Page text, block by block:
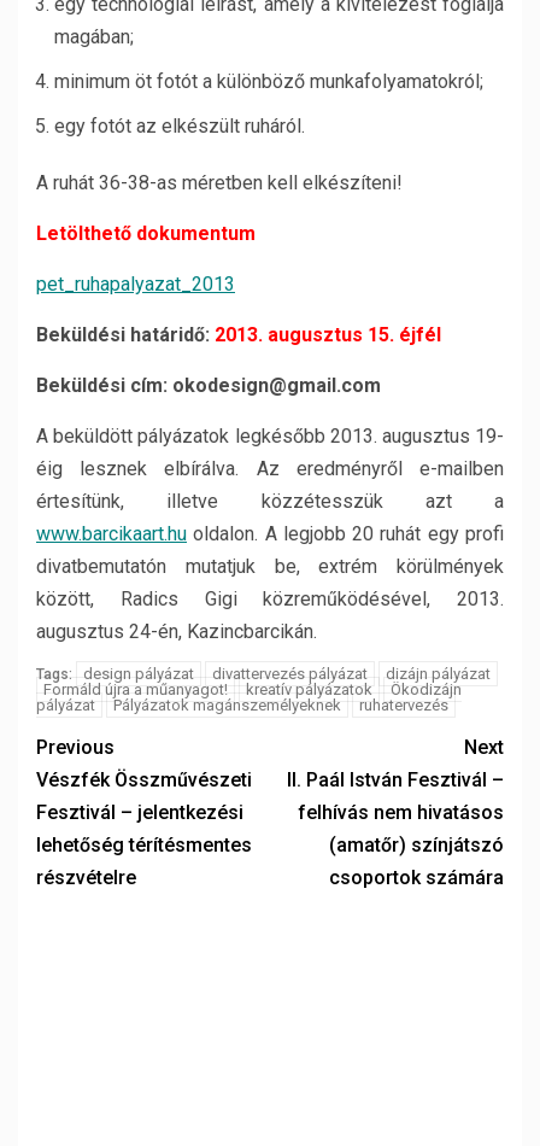
magában;
minimum öt fotót a különböző munkafolyamatokról;
egy fotót az elkészült ruháról.
A ruhát 36-38-as méretben kell elkészíteni!
Letölthető dokumentum
pet_ruhapalyazat_2013
Beküldési határidő: 2013. augusztus 15. éjfél
Beküldési cím: okodesign@gmail.com
A beküldött pályázatok legkésőbb 2013. augusztus 19-
éig lesznek elbírálva. Az eredményről e-mailben
értesítünk, illetve közzétesszük azt a
www.barcikaart.hu oldalon. A legjobb 20 ruhát egy profi
divatbemutatón mutatjuk be, extrém körülmények
között, Radics Gigi közreműködésével, 2013.
augusztus 24-én, Kazincbarcikán.
Tags: design pályázat divattervezés pályázat
dizájn pályázat
Formáld újra a műanyagot!
kreatív pályázatok
Ökodizájn
pályázat
Pályázatok magánszemélyeknek ruhatervezés
Previous
Vészfék Összművészeti
Fesztivál – jelentkezési
lehetőség térítésmentes
részvételre
Next
II. Paál István Fesztivál –
felhívás nem hivatásos
(amatőr) színjátszó
csoportok számára